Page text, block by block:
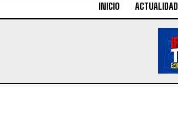
INICIO ACTUALIDAD